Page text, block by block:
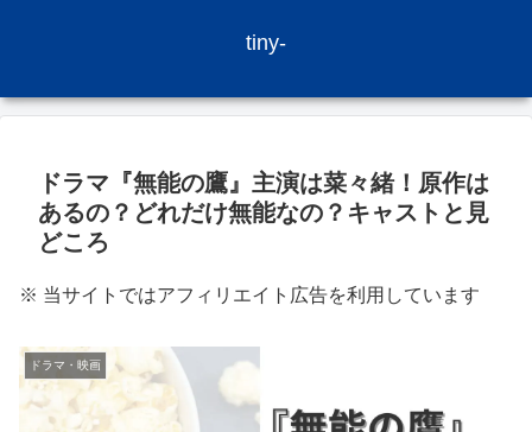
tiny-
ドラマ『無能の鷹』主演は菜々緒！原作は
あるの？どれだけ無能なの？キャストと見
どころ
※ 当サイトではアフィリエイト広告を利用しています
ドラマ・映画